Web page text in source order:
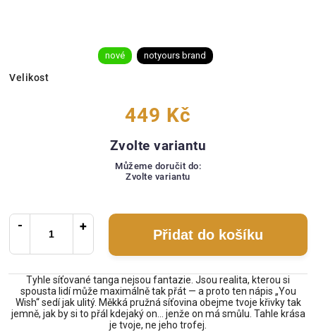
nové notyours brand
Velikost
449 Kč
Zvolte variantu
Můžeme doručit do:
Zvolte variantu
Přidat do košíku
Tyhle síťované tanga nejsou fantazie. Jsou realita, kterou si
spousta lidí může maximálně tak přát — a proto ten nápis „You
Wish“ sedí jak ulitý. Měkká pružná síťovina obejme tvoje křivky tak
jemně, jak by si to přál kdejaký on… jenže on má smůlu. Tahle krása
je tvoje, ne jeho trofej.